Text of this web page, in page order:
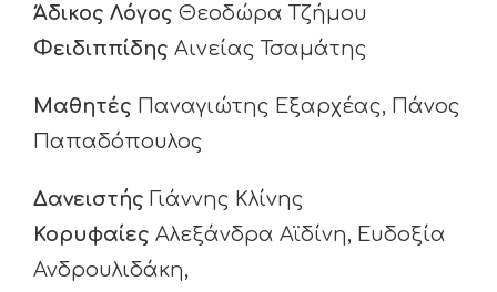
Άδικος Λόγος Θεοδώρα Τζήμου
Φειδιππίδης Αινείας Τσαμάτης
Μαθητές Παναγιώτης Εξαρχέας, Πάνος
Παπαδόπουλος
Δανειστής Γιάννης Κλίνης
Κορυφαίες Αλεξάνδρα Αϊδίνη, Ευδοξία
Ανδρουλιδάκη,